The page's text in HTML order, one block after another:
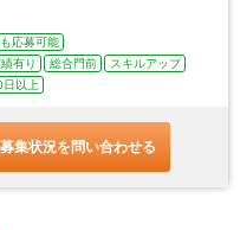
応募可能
有り 総合門前
スキルアップ
以上
集状況を問い合わせる